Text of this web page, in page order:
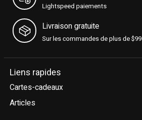
Lightspeed paiements
Livraison gratuite
Sur les commandes de plus de $99
Liens rapides
Cartes-cadeaux
Articles